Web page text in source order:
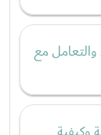
مع